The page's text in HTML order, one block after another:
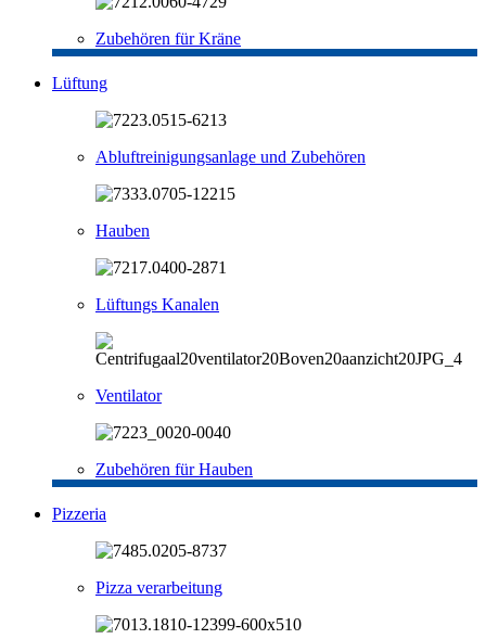
Zubehören für Kräne
Lüftung
Abluftreinigungsanlage und Zubehören
Hauben
Lüftungs Kanalen
Ventilator
Zubehören für Hauben
Pizzeria
Pizza verarbeitung